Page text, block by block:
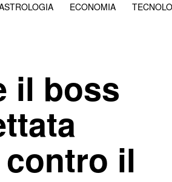
ECONOMIA
il boss
il